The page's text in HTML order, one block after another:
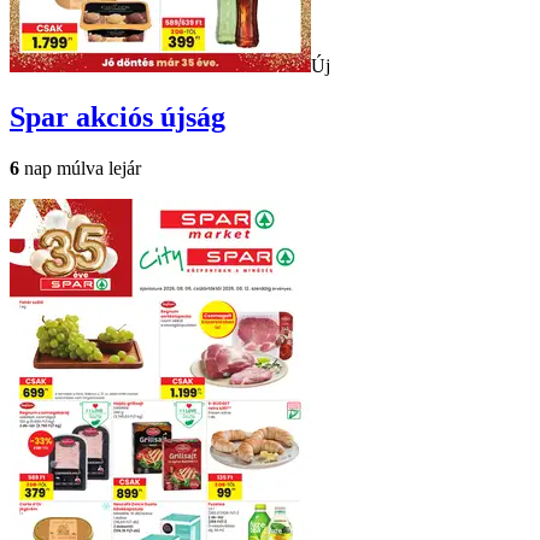
Új
Spar akciós újság
6 nap múlva lejár